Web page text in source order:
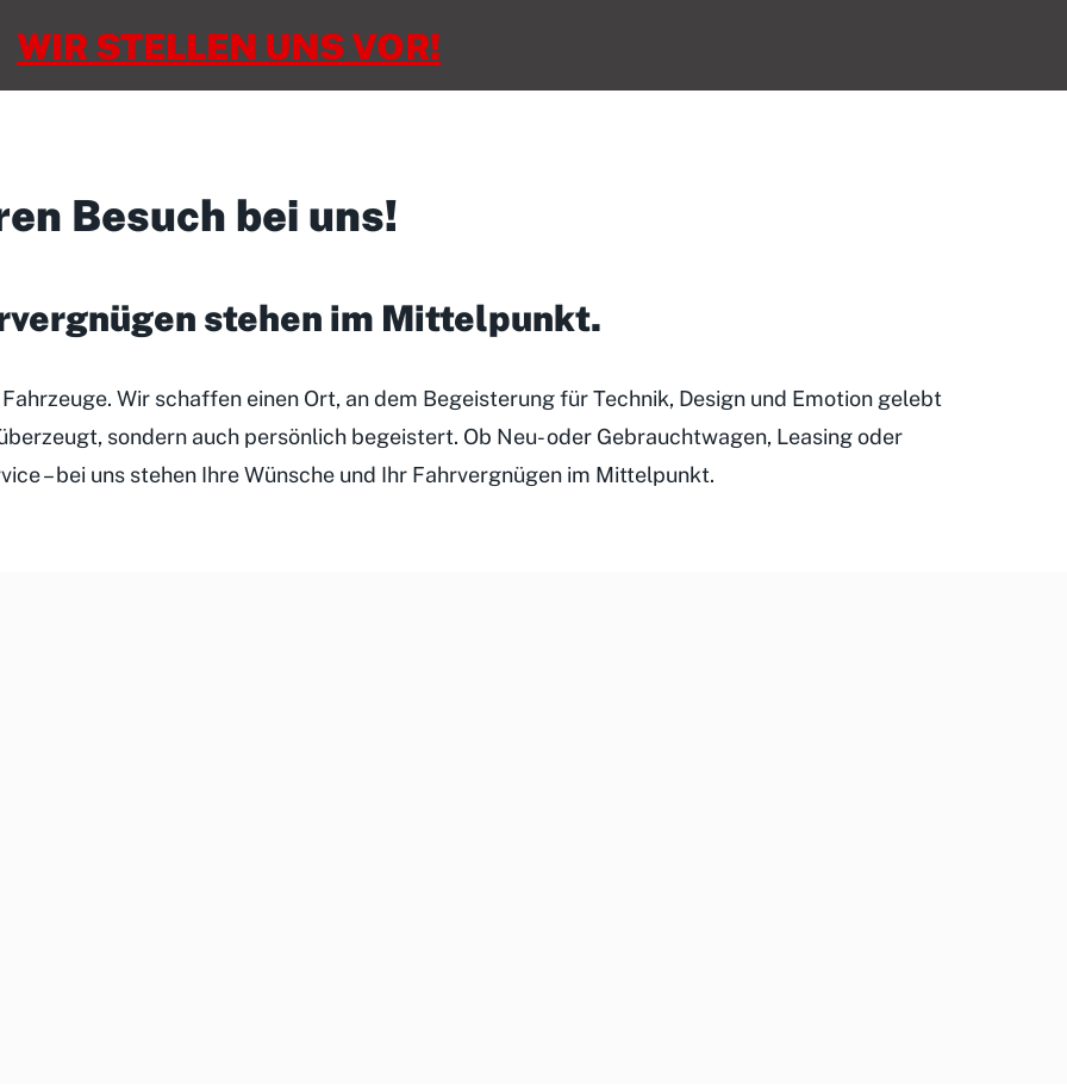
WIR STELLEN UNS VOR!
Besuch bei uns!
stehen im Mittelpunkt.
Wir schaffen einen Ort, an dem Begeisterung für Technik, Design und Emotion gelebt
sondern auch persönlich begeistert. Ob Neu- oder Gebrauchtwagen, Leasing oder
– bei uns stehen Ihre Wünsche und Ihr Fahrvergnügen im Mittelpunkt.